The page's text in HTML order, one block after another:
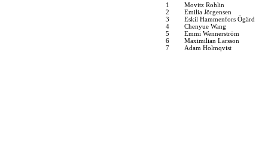
1
Movitz Rohlin
2
Emilia Jörgensen
3
Eskil Hammenfors Ögärd
4
Chenyue Wang
5
Emmi Wennerström
6
Maximilian Larsson
7
Adam Holmqvist